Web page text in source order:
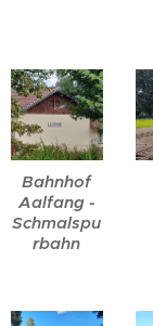
Bahnhof
Aalfang -
Schmalspu
rbahn